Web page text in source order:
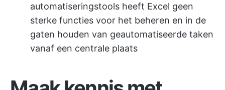
automatiseringstools heeft Excel geen
sterke functies voor het beheren en in de
gaten houden van geautomatiseerde taken
vanaf een centrale plaats